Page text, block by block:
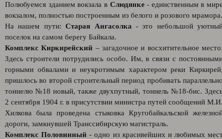
Полюбуемся зданием вокзала в Слюдянке- единственным в
вокзалом, полностью построенным из белого и розового мрамора.
На нашем пути:Старая Ангасолка - это небольшой
поселок на самом берегу Байкала.
Комплекс Киркирейский – загадочное и восхитительное
Здесь строители потрудились особо. Им, в связи с
горными обвалами и неукротимым характером реки
пришлось во второй строительный период пробивать
тоннелю №18 новый, также двухпутный, тоннель №18-бис.
2 сентября 1904 г. в присутствии министра путей сообщений
Хилкова была проведена стыковка Кругобайкальской
дороги, замкнувшей Транссибирскую магистраль.
Комплекс Половинный- одно из красивейших и любимых